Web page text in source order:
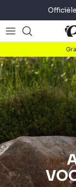
de
content
Road
Gravel
Mountain
Commuter
Accessoires
Road
Gravel
Mountain
Commuter
Accessoires
About
Fietsen
Lopen
Triathlon